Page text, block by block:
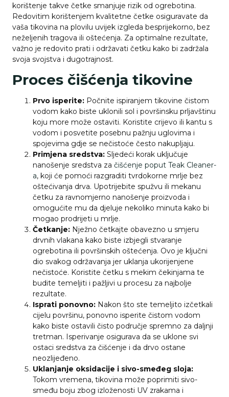
korištenje takve četke smanjuje rizik od ogrebotina.
Redovitim korištenjem kvalitetne četke osiguravate da
vaša tikovina na plovilu uvijek izgleda besprijekorno, bez
neželjenih tragova ili oštećenja. Za optimalne rezultate,
važno je redovito prati i održavati četku kako bi zadržala
svoja svojstva i dugotrajnost.
Proces čišćenja tikovine
Prvo isperite: Počnite ispiranjem tikovine čistom
vodom kako biste uklonili sol i površinsku prljavštinu
koju more može ostaviti. Koristite crijevo ili kantu s
vodom i posvetite posebnu pažnju uglovima i
spojevima gdje se nečistoće često nakupljaju.
Primjena sredstva: Sljedeći korak uključuje
nanošenje sredstva za čišćenje poput Teak Cleaner-
a, koji će pomoći razgraditi tvrdokorne mrlje bez
oštećivanja drva. Upotrijebite spužvu ili mekanu
četku za ravnomjerno nanošenje proizvoda i
omogućite mu da djeluje nekoliko minuta kako bi
mogao prodrijeti u mrlje.
Četkanje: Nježno četkajte obavezno u smjeru
drvnih vlakana kako biste izbjegli stvaranje
ogrebotina ili površinskih oštećenja. Ovo je ključni
dio svakog održavanja jer uklanja ukorijenjene
nečistoće. Koristite četku s mekim čekinjama te
budite temeljiti i pažljivi u procesu za najbolje
rezultate.
Isprati ponovno: Nakon što ste temeljito izčetkali
cijelu površinu, ponovno isperite čistom vodom
kako biste ostavili čisto područje spremno za daljnji
tretman. Isperivanje osigurava da se uklone svi
ostaci sredstva za čišćenje i da drvo ostane
neozlijeđeno.
Uklanjanje oksidacije i sivo-smeđeg sloja:
Tokom vremena, tikovina može poprimiti sivo-
smeđu boju zbog izloženosti UV zrakama i